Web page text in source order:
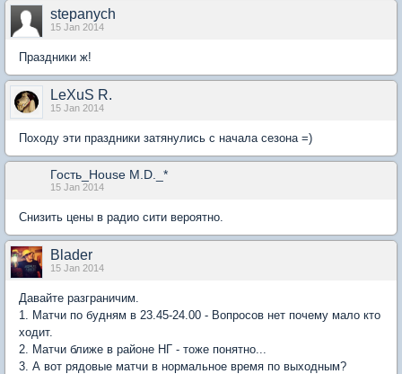
stepanych
15 Jan 2014
Праздники ж!
LeXuS R.
15 Jan 2014
Походу эти праздники затянулись с начала сезона =)
Гость_House M.D._*
15 Jan 2014
Снизить цены в радио сити вероятно.
Blader
15 Jan 2014
Давайте разграничим.
1. Матчи по будням в 23.45-24.00 - Вопросов нет почему мало кто
ходит.
2. Матчи ближе в районе НГ - тоже понятно...
3. А вот рядовые матчи в нормальное время по выходным?